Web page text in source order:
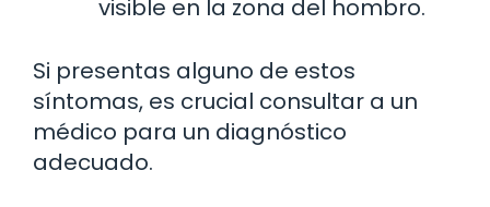
visible en la zona del hombro.
Si presentas alguno de estos
síntomas, es crucial consultar a un
médico para un diagnóstico
adecuado.